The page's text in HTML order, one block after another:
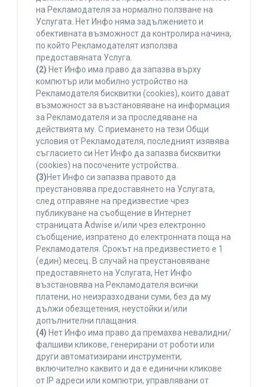
на Рекламодателя за нормално ползване на
Услугата. Нет Инфо няма задължението и
обективната възможност да контролира начина,
по който Рекламодателят използва
предоставяната Услуга.
(2) Нет Инфо има право да запазва върху
компютър или мобилно устройство на
Рекламодателя бисквитки (cookies), които дават
възможност за възстановяване на информация
за Рекламодателя и за проследяване на
действията му. С приемането на тези Общи
условия от Рекламодателя, последният изявява
съгласието си Нет Инфо да запазва бисквитки
(cookies) на посочените устройства.
(3)Нет Инфо си запазва правото да
преустановява предоставянето на Услугата,
след отправяне на предизвестие чрез
публикуване на съобщение в Интернет
страницата Adwise и/или чрез електронно
съобщение, изпратено до електронната поща на
Рекламодателя. Срокът на предизвестието е 1
(един) месец. В случай на преустановяване
предоставянето на Услугата, Нет Инфо
възстановява на Рекламодателя всички
платени, но неизразходвани суми, без да му
дължи обезщетения, неустойки и/или
допълнителни плащания.
(4) Нет Инфо има право да премахва невалидни/
фалшиви кликове, генерирани от роботи или
други автоматизирани инструменти,
включително каквито и да е единични кликове
от IP адреси или компютри, управлявани от